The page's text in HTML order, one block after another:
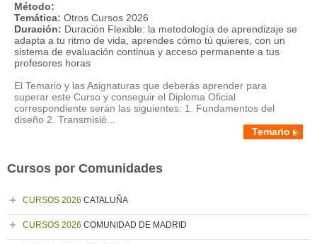
Método:
Temática: Otros Cursos 2026
Duración: Duración Flexible: la metodología de aprendizaje se
adapta a tu ritmo de vida, aprendes cómo tú quieres, con un
sistema de evaluación continua y acceso permanente a tus
profesores horas
El Temario y las Asignaturas que deberás aprender para
superar este Curso y conseguir el Diploma Oficial
correspondiente serán las siguientes: 1. Fundamentos del
diseño 2. Transmisió...
Temario
Cursos por Comunidades
CURSOS 2026 CATALUÑA
CURSOS 2026 COMUNIDAD DE MADRID